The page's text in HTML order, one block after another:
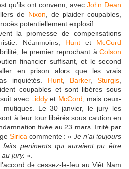
qu'ils ont convenu, avecJohn Dean
de Nixon , de plaider coupables,
potentiellement explosif.
la promesse de compensations
Néanmoins, Huntet McCord
le premier reprochant à Colson
financier suffisant, et le second
en prison alors que les vrais
inquiétés. Hunt Barker, Sturgis
coupables et sont libérés sous
avec Liddyet McCord , mais ceux-
mutiques. Le 30 janvier, le jury les
à leur tour libérés sous caution en
fixée au 23 mars. Irrité par
Sirica commente : « Je n'ai toujours
pertinents qui auraient pu être
jury. ».
de cessez-le-feu au Viêt Nam